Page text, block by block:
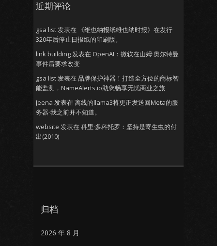
近期评论
gsa list发表在
《维也纳报纸维也纳时报》在发行
320年后停止日报纸的印刷版。
link building发表在 OpenAI：微软在山姆·奥尔特曼
事件后要求改变
gsa list发表在 品牌保护神器！打造全方位的商标智
能监测，NameAlerts.io助您畅享无忧商业之旅
Jeena 发表在 离线的llama3将更正发送回Meta的服
务器-我之前并不知道。
website 发表在 科里·多科托罗：坚持是寄生虫的付
出(2010)
归档
2026 年 8 月